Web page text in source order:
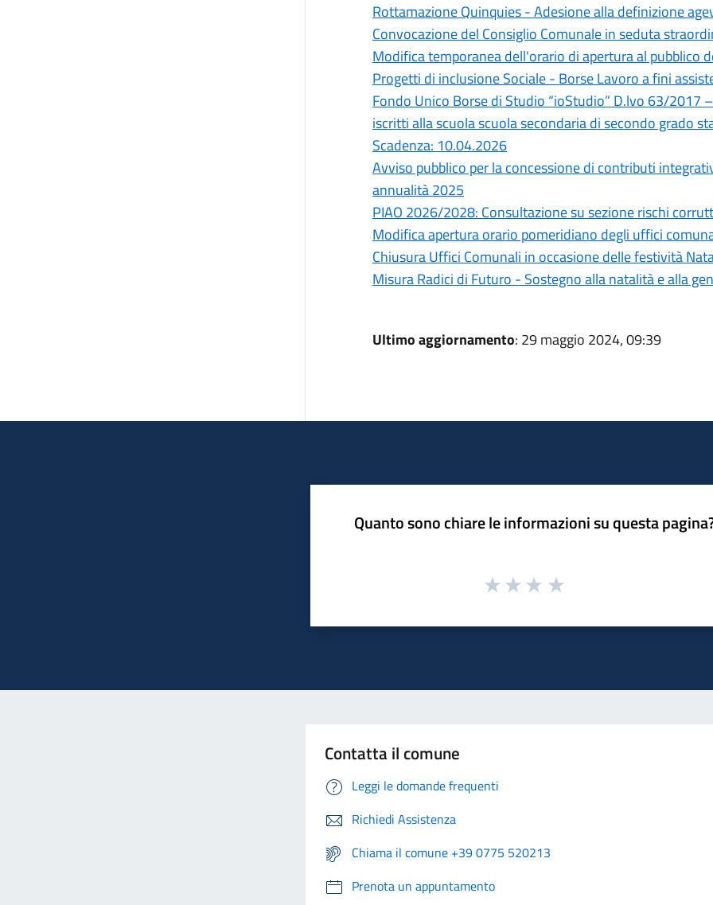
Rottamazione Quinquies - Adesione alla definizione
Convocazione del Consiglio Comunale in seduta
Modifica temporanea dell'orario di apertura al pubblico
Progetti di inclusione Sociale - Borse Lavoro a fini
Fondo Unico Borse di Studio “ioStudio” D.lvo 63/2017
iscritti alla scuola scuola secondaria di secondo grado
Scadenza: 10.04.2026
Avviso pubblico per la concessione di contributi
annualità 2025
PIAO 2026/2028: Consultazione su sezione rischi
Modifica apertura orario pomeridiano degli uffici
Chiusura Uffici Comunali in occasione delle festività
Misura Radici di Futuro - Sostegno alla natalità e alla
Ultimo aggiornamento: 29 maggio 2024, 09:39
Quanto sono chiare le informazioni su questa
Contatta il comune
Leggi le domande frequenti
Richiedi Assistenza
Chiama il comune +39 0775 520213
Prenota un appuntamento